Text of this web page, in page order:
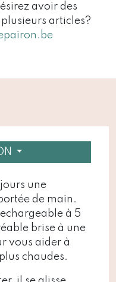
avoir des
articles?
une
de main.
à 5
brise à une
vous aider à
chaudes.